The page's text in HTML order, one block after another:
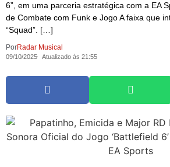
6”, em uma parceria estratégica com a EA
de Combate com Funk e Jogo A faixa que
“Squad”. […]
PorRadar Musical
09/10/2025 Atualizado às 21:55